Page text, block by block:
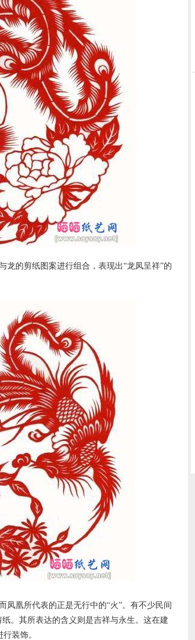
龙的剪纸图案进行组合，表现出“龙凤呈祥”的
凤凰所代表的正是无行中的“火”。有不少民间
。其所表达的含义则是吉祥与永生。这在建
装饰。